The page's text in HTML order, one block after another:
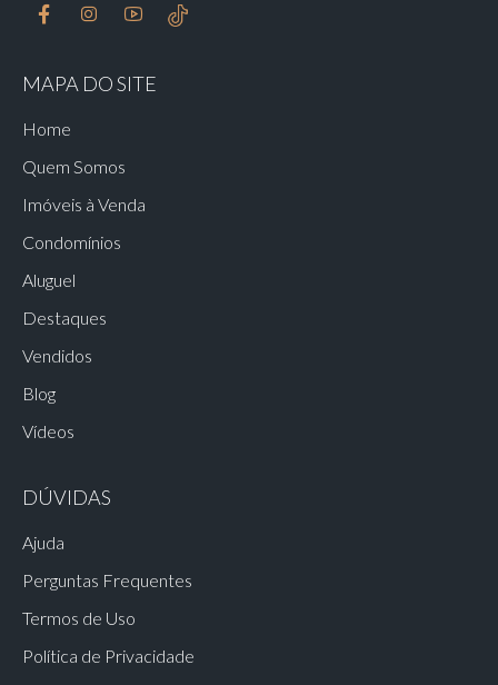
MAPA DO SITE
Home
Quem Somos
Imóveis à Venda
Condomínios
Aluguel
Destaques
Vendidos
Blog
Vídeos
DÚVIDAS
Ajuda
Perguntas Frequentes
Termos de Uso
Política de Privacidade